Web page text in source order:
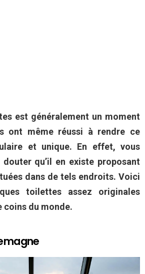
est généralement un moment
ont même réussi à rendre ce
et unique. En effet, vous
qu’il en existe proposant
dans de tels endroits. Voici
toilettes assez originales
coins du monde.